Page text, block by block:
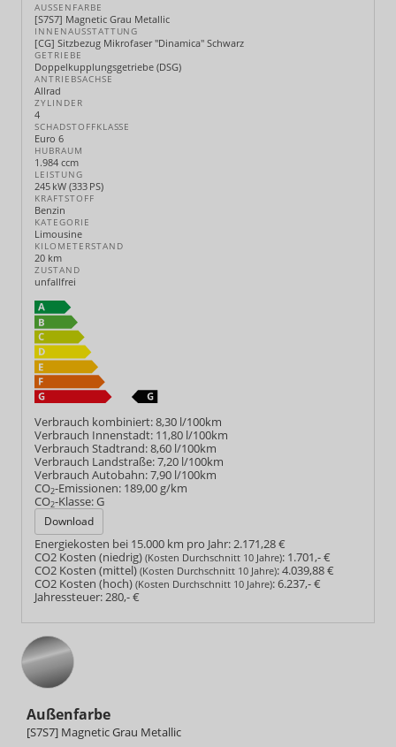
AUSSENFARBE
[S7S7] Magnetic Grau Metallic
INNENAUSSTATTUNG
[CG] Sitzbezug Mikrofaser "Dinamica" Schwarz
GETRIEBE
Doppelkupplungsgetriebe (DSG)
ANTRIEBSACHSE
Allrad
ZYLINDER
4
SCHADSTOFFKLASSE
Euro 6
HUBRAUM
1.984 ccm
LEISTUNG
245 kW (333 PS)
KRAFTSTOFF
Benzin
KATEGORIE
Limousine
KILOMETERSTAND
20 km
ZUSTAND
unfallfrei
Verbrauch kombiniert:8,30 l/100km
Verbrauch Innenstadt: 11,80 l/100km
Verbrauch Stadtrand:8,60 l/100km
Verbrauch Landstraße:7,20 l/100km
Verbrauch Autobahn:7,90 l/100km
CO2-Emissionen: 189,00 g/km
CO2-Klasse:G
Download
Energiekosten bei 15.000 km pro Jahr:2.171,28 €
CO2 Kosten (niedrig) (Kosten Durchschnitt 10 Jahre): 1.701,- €
CO2 Kosten (mittel) (Kosten Durchschnitt 10 Jahre):4.039,88 €
CO2 Kosten (hoch) (Kosten Durchschnitt 10 Jahre):6.237,- €
Jahressteuer:280,- €
Außenfarbe
[S7S7] Magnetic Grau Metallic